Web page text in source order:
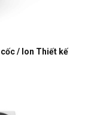
/ lon Thiết kế